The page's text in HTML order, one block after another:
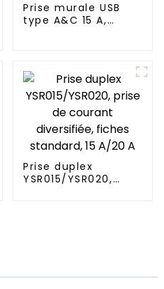
Prise murale USB
type A&C 15 A,
Prise duplex
YSR015/YSR020,